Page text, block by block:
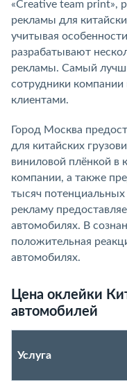
«Creative team print»,
рекламы для
учитывая
разрабатывают
рекламы. Самый
сотрудники
клиентами.
Город Москва
для китайских
виниловой плёнкой в
компании, а также
тысяч
рекламу
автомобилях. В
положительная
автомобилях.
Цена оклейки
автомобилей
Услуга